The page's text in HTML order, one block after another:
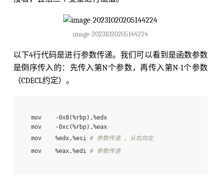
image-20231020205144224
以下4行代码是进行参数传递。我们可以看到是函数参数
是倒序传入的：先传入第N个参数，再传入第N-1个参数
（CDECL约定）。
mov    -0x8(%rbp),%edx
mov    -0xc(%rbp),%eax
mov    %edx,%esi # 参数传递 ，从右向左
mov    %eax,%edi # 参数传递